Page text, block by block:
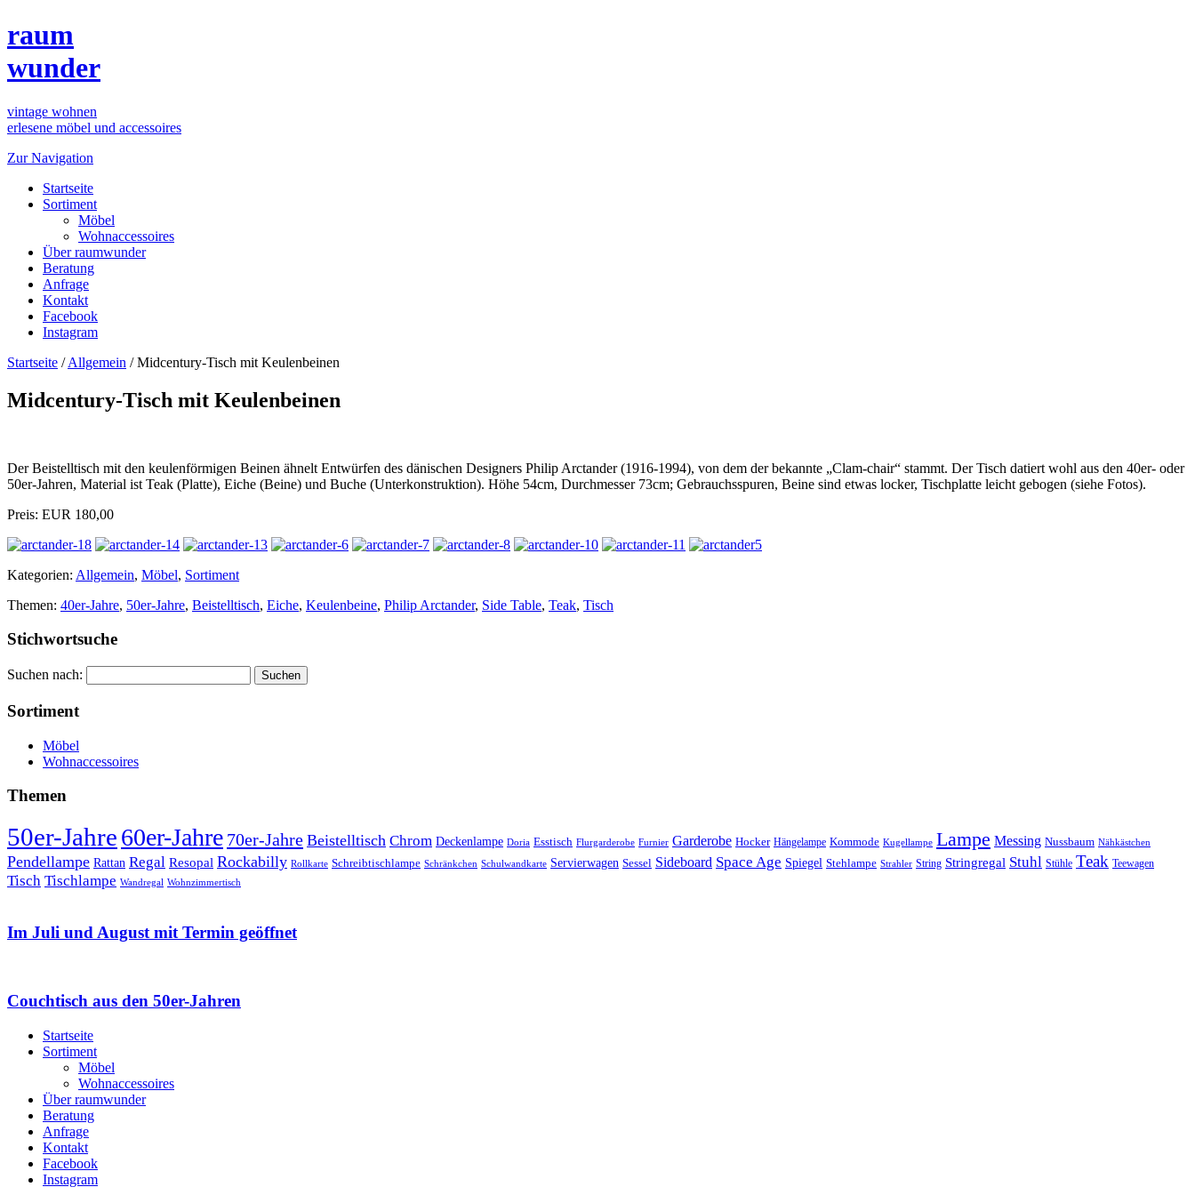
raum
wunder
vintage wohnen
erlesene möbel und accessoires
Zur Navigation
Startseite
Sortiment
Möbel
Wohnaccessoires
Über raumwunder
Beratung
Anfrage
Kontakt
Facebook
Instagram
Startseite /Allgemein /Midcentury-Tisch mit Keulenbeinen
Midcentury-Tisch mit Keulenbeinen
Der Beistelltisch mit den keulenförmigen Beinen ähnelt Entwürfen des dänischen Designers Philip Arctander (1916-1994), von dem der bekannte „Clam-chair“ stammt. Der Tisch datiert wohl aus den 40er- oder
50er-Jahren, Material ist Teak (Platte), Eiche (Beine) und Buche (Unterkonstruktion). Höhe 54cm, Durchmesser 73cm; Gebrauchsspuren, Beine sind etwas locker, Tischplatte leicht gebogen (siehe Fotos).
Preis: EUR 180,00
Kategorien: Allgemein, Möbel, Sortiment
Themen: 40er-Jahre, 50er-Jahre, Beistelltisch, Eiche, Keulenbeine, Philip Arctander, Side Table, Teak, Tisch
Stichwortsuche
Suchen nach:
Sortiment
Möbel
Wohnaccessoires
Themen
50er-Jahre60er-Jahre 70er-Jahre Beistelltisch Chrom Deckenlampe Doria Esstisch Flurgarderobe Furnier Garderobe Hocker Hängelampe Kommode Kugellampe Lampe Messing Nussbaum Nähkästchen
Pendellampe Rattan Regal Resopal Rockabilly Rollkarte Schreibtischlampe Schränkchen Schulwandkarte Servierwagen Sessel Sideboard Space Age Spiegel Stehlampe Strahler String Stringregal Stuhl Stühle Teak Teewagen
Tisch Tischlampe Wandregal Wohnzimmertisch
Im Juli und August mit Termin geöffnet
Couchtisch aus den 50er-Jahren
Startseite
Sortiment
Möbel
Wohnaccessoires
Über raumwunder
Beratung
Anfrage
Kontakt
Facebook
Instagram